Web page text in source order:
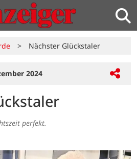
> Nächster Glückstaler
2024
perfekt.